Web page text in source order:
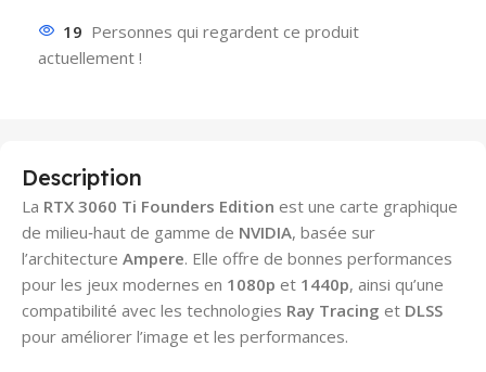
19 Personnes qui regardent ce produit
actuellement !
Description
La RTX 3060 Ti Founders Edition est une carte graphique
de milieu‑haut de gamme de NVIDIA, basée sur
l’architecture Ampere. Elle offre de bonnes performances
pour les jeux modernes en 1080p et 1440p, ainsi qu’une
compatibilité avec les technologies Ray Tracing et DLSS
pour améliorer l’image et les performances.